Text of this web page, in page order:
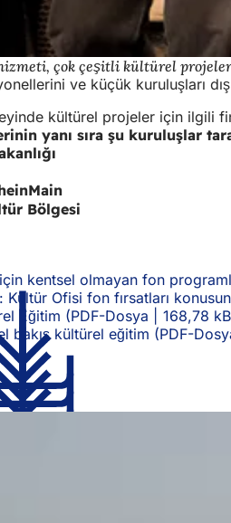
çok çeşitli kültürel
ve küçük kuruluşları
kültürel projeler için ilgili
yanı sıra şu kuruluşlar
Bölgesi
kentsel olmayan fon
Kültür Ofisi fon fırsatları
Eğitim
PDF-Dosya
168,78 kB
bakış kültürel eğitim
PDF-